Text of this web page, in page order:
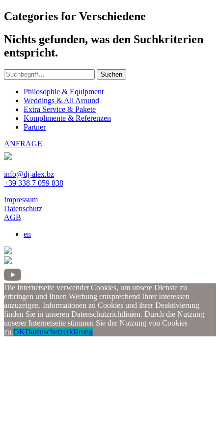
Categories for Verschiedene
Nichts gefunden, was den Suchkriterien
entspricht.
Suchen
Philosophie & Equipment
Weddings & All Around
Extra Service & Pakete
Komplimente & Referenzen
Partner
ANFRAGE
info@dj-alex.bz
+39 338 7 059 838
Impressum
Datenschutz
AGB
en
Die Internetseite verwendet Cookies, um unsere Dienste zu
erbringen und Ihnen Werbung entsprechend Ihrer Interessen
anzuzeigen. Informationen zu Cookies und ihrer Deaktivierung
finden Sie in unseren Datenschutzrichtlinien. Durch die Nutzung
unserer Internetseite stimmen Sie der Nutzung von Cookies
zu.OKDatenschutzerklärung